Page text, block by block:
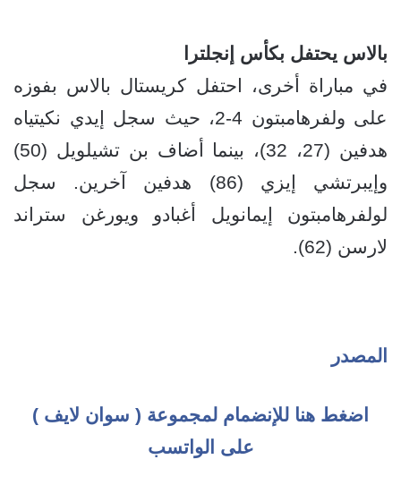
بالاس يحتفل بكأس إنجلترا
في مباراة أخرى، احتفل كريستال بالاس بفوزه
على ولفرهامبتون 4-2، حيث سجل إيدي نكيتياه
هدفين (27، 32)، بينما أضاف بن تشيلويل (50)
وإيبرتشي إيزي (86) هدفين آخرين. سجل
لولفرهامبتون إيمانويل أغبادو ويورغن ستراند
لارسن (62).
المصدر
اضغط هنا للإنضمام لمجموعة ( سوان لايف )
على الواتسب